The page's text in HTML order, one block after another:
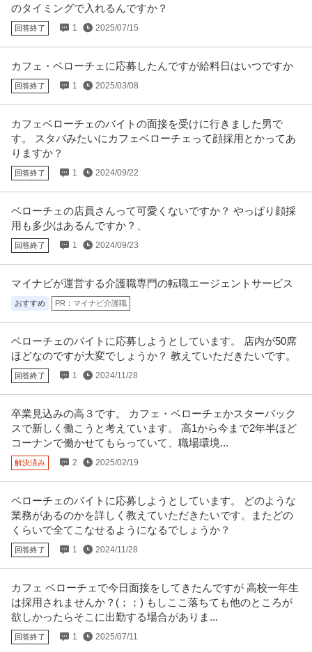
のタイミングで入れるんですか？
回答終了 1 2025/07/15
カフェ・ベローチェに応募したんですが給料日はいつですか
回答終了 1 2025/03/08
カフェベローチェのバイトの面接を受けに行きました男で
す。 スタバみたいにカフェベローチェって顔採用とかってあ
りますか？
回答終了 1 2024/09/22
ベローチェの店員さんって可愛くないですか？ やっぱり顔採
用も多少はあるんですか？、
回答終了 1 2024/09/23
マイナビが運営する介護職専門の転職エージェントサービス
おすすめ PR：マイナビ介護職
ベローチェのバイトに応募しようとしています。 店内が50席
ほどなのですが大変でしょうか？ 教えていただきたいです。
回答終了 1 2024/11/28
卒業見込みの高３です。 カフェ・ベローチェかスターバック
スで新しく働こうと考えています。 高1から今まで2年半ほど
コーナンで働かせてもらっていて、職場環境...
解決済み 2 2025/02/19
ベローチェのバイトに応募しようとしています。 どのような
業務があるのかを詳しく教えていただきたいです。またどの
くらいで全てこなせるようになるでしょうか？
回答終了 1 2024/11/28
カフェ ベローチェで今日面接をしてきたんですが 高校一年生
は採用されませんか？(；；) もしここ落ちても他のところが
欲しかったらそこに出勤する場合がありま...
回答終了 1 2025/07/11